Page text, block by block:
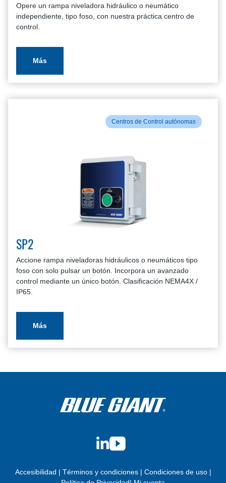
Opere un rampa niveladora hidráulico o neumático
independiente, tipo foso, con nuestra práctica centro de
control.
Más
Centros de Control autónomas
SP2
Accione rampa niveladoras hidráulicos o neumáticos tipo
foso con solo pulsar un botón. Incorpora un avanzado
control mediante un único botón. Clasificación NEMA4X /
IP65.
Más
LinkedIn
YouTube
Accesibilidad | Términos y condiciones| Condiciones de uso|